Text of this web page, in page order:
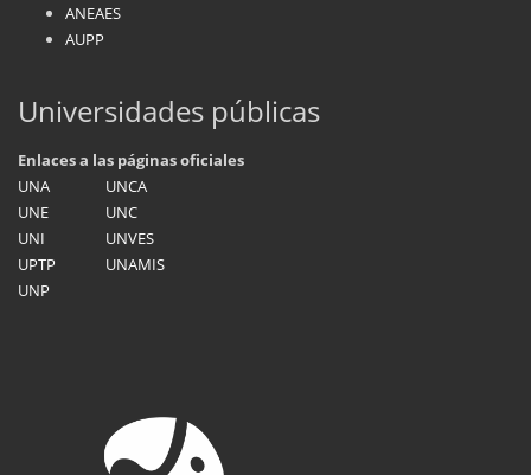
ANEAES
AUPP
Universidades públicas
Enlaces a las páginas oficiales
UNA
UNCA
UNE
UNC
UNI
UNVES
UPTP
UNAMIS
UNP